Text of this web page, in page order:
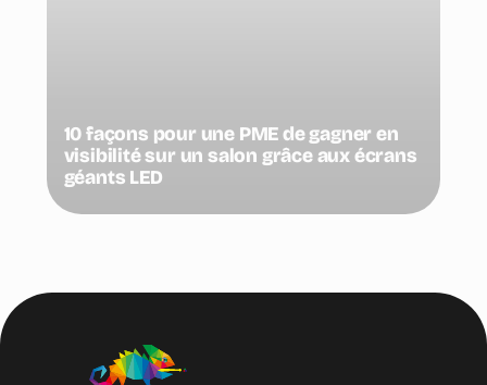
10 façons pour une PME de gagner en
visibilité sur un salon grâce aux écrans
géants LED